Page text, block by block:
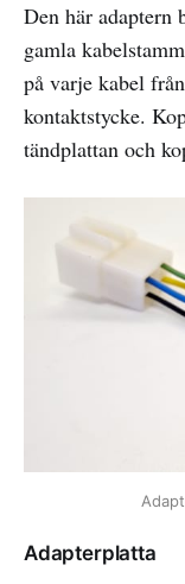
Den här adaptern
gamla
på varje kabel
kontaktstycke.
tändplattan och
Adapterplatta